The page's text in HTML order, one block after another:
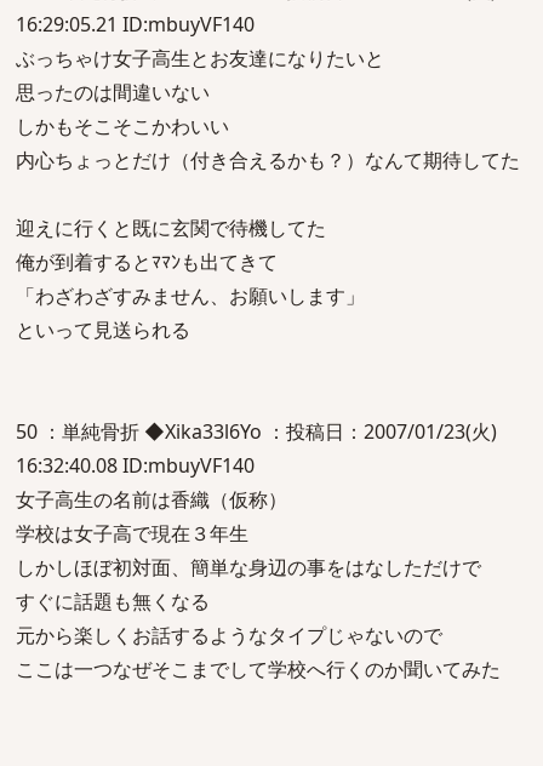
16:29:05.21 ID:mbuyVF140
ぶっちゃけ女子高生とお友達になりたいと
思ったのは間違いない
しかもそこそこかわいい
内心ちょっとだけ（付き合えるかも？）なんて期待してた
迎えに行くと既に玄関で待機してた
俺が到着するとﾏﾏﾝも出てきて
「わざわざすみません、お願いします」
といって見送られる
50 ：単純骨折 ◆Xika33l6Yo ：投稿日：2007/01/23(火)
16:32:40.08 ID:mbuyVF140
女子高生の名前は香織（仮称）
学校は女子高で現在３年生
しかしほぼ初対面、簡単な身辺の事をはなしただけで
すぐに話題も無くなる
元から楽しくお話するようなタイプじゃないので
ここは一つなぜそこまでして学校へ行くのか聞いてみた